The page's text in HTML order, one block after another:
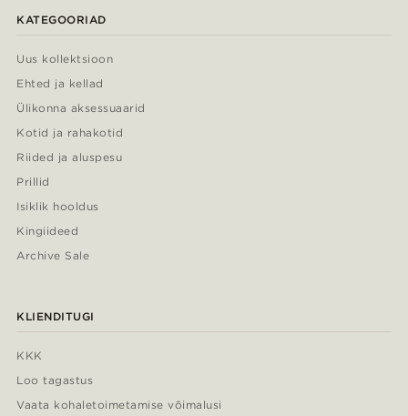
KATEGOORIAD
Uus kollektsioon
Ehted ja kellad
Ülikonna aksessuaarid
Kotid ja rahakotid
Riided ja aluspesu
Prillid
Isiklik hooldus
Kingiideed
Archive Sale
KLIENDITUGI
KKK
Loo tagastus
Vaata kohaletoimetamise võimalusi